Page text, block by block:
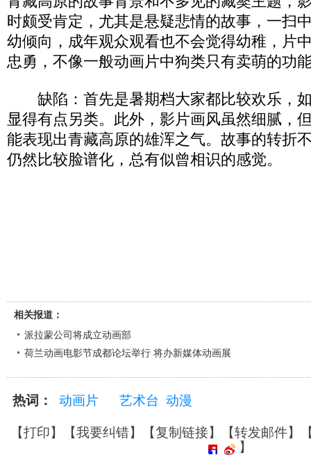
时颇受肯定，尤其是悬疑悲情的故事，一扫
幼倾向，成年观众观看也不会觉得幼稚，片
忠勇，不像一般动画片中狗类只有卖萌的功
缺陷：首先是暑期档大家都比较欢乐，
显得有点另类。此外，影片画风虽然细腻，
能表现出青藏高原的雄浑之气。故事的转折
仍然比较脸谱化，总有似曾相识的感觉。
相关报道：
派拉蒙公司将成立动画部
荷兰动画电影节成都论坛举行 将办新媒体动画展
热词： 动画片 艺术台 动漫
【打印】【我要纠错】【复制链接】【转发邮件】
】